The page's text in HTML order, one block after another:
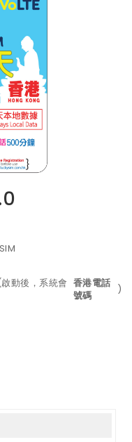
動後，系統會 香港電話
號碼
)